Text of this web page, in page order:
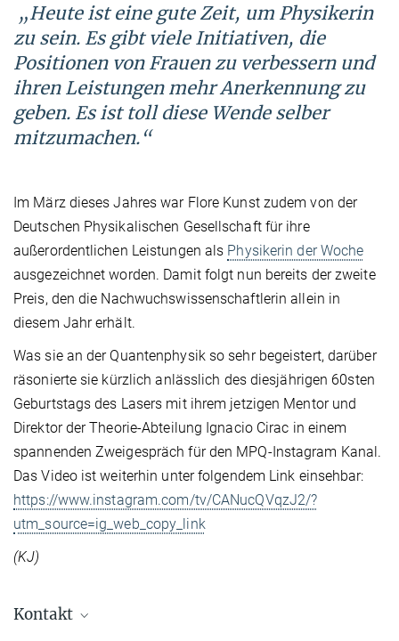
„Heute ist eine gute Zeit, um Physikerin
zu sein. Es gibt viele Initiativen, die
Positionen von Frauen zu verbessern und
ihren Leistungen mehr Anerkennung zu
geben. Es ist toll diese Wende selber
mitzumachen.“
Im März dieses Jahres war Flore Kunst zudem von der
Deutschen Physikalischen Gesellschaft für ihre
außerordentlichen Leistungen als Physikerin der Woche
ausgezeichnet worden. Damit folgt nun bereits der zweite
Preis, den die Nachwuchswissenschaftlerin allein in
diesem Jahr erhält.
Was sie an der Quantenphysik so sehr begeistert, darüber
räsonierte sie kürzlich anlässlich des diesjährigen 60sten
Geburtstags des Lasers mit ihrem jetzigen Mentor und
Direktor der Theorie-Abteilung Ignacio Cirac in einem
spannenden Zweigespräch für den MPQ-Instagram Kanal.
Das Video ist weiterhin unter folgendem Link einsehbar:
https://www.instagram.com/tv/CANucQVqzJ2/?
utm_source=ig_web_copy_link
(KJ)
Kontakt